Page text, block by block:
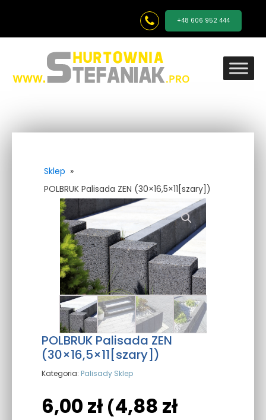
+48 606 952 444
Sklep »
POLBRUK Palisada ZEN (30×16,5×11[szary])
POLBRUK Palisada ZEN
(30×16,5×11[szary])
Kategoria: Palisady Sklep
6,00 zł (4,88 zł